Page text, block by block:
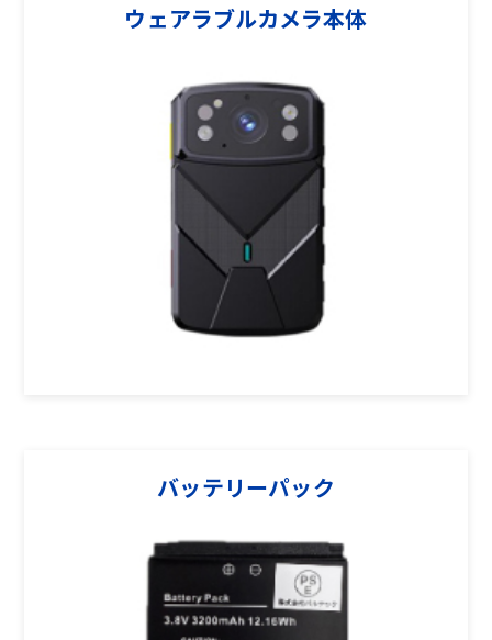
ウェアラブルカメラ本体
バッテリーパック